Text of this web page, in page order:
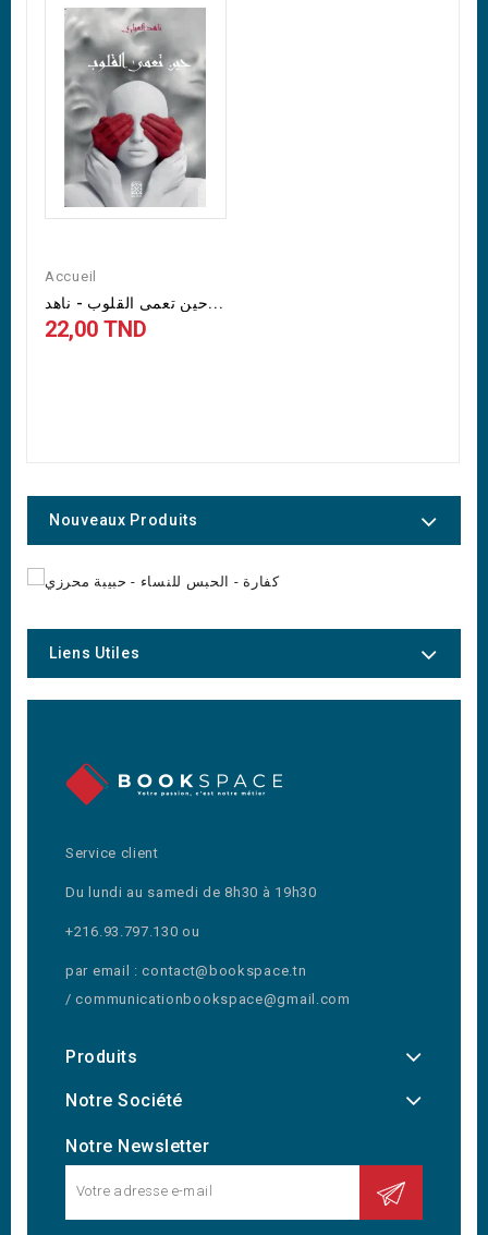
Accueil
حين تعمى القلوب - ناهد...
22,00 TND
Nouveaux Produits
Liens Utiles
Service client
Du lundi au samedi de 8h30 à 19h30
+216.93.797.130 ou
par email : contact@bookspace.tn
/ communicationbookspace@gmail.com
Produits
Notre Société
Notre Newsletter